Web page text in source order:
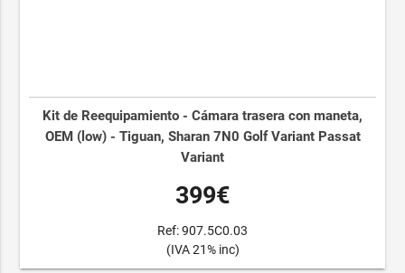
Kit de Reequipamiento - Cámara trasera con maneta,
OEM (low) - Tiguan, Sharan 7N0 Golf Variant Passat
Variant
399€
Ref: 907.5C0.03
(IVA 21% inc)